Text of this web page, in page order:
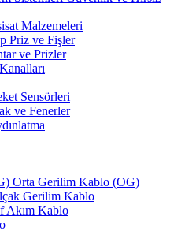
Malzemeleri
Priz ve Fişler
ve Prizler
Sensörleri
ve Fenerler
Orta Gerilim Kablo (OG)
Gerilim Kablo
Akım Kablo